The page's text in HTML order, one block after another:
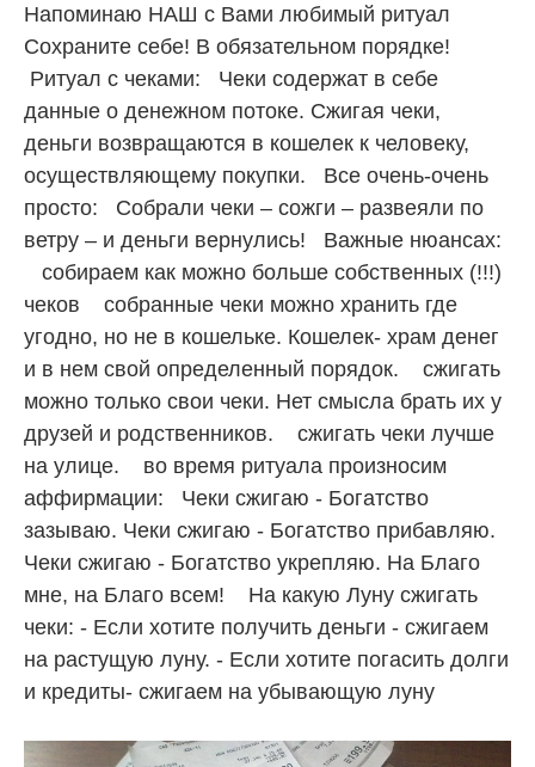
Напоминаю НАШ с Вами любимый ритуал
Сохраните себе! В обязательном порядке!
Ритуал с чеками: Чеки содержат в себе
данные о денежном потоке. Сжигая чеки,
деньги возвращаются в кошелек к человеку,
осуществляющему покупки. Все очень-очень
просто: Собрали чеки – сожги – развеяли по
ветру – и деньги вернулись! Важные нюансах:
собираем как можно больше собственных (!!!)
чеков собранные чеки можно хранить где
угодно, но не в кошельке. Кошелек- храм денег
и в нем свой определенный порядок. сжигать
можно только свои чеки. Нет смысла брать их у
друзей и родственников. сжигать чеки лучше
на улице. во время ритуала произносим
аффирмации: Чеки сжигаю - Богатство
зазываю. Чеки сжигаю - Богатство прибавляю.
Чеки сжигаю - Богатство укрепляю. На Благо
мне, на Благо всем! На какую Луну сжигать
чеки: - Если хотите получить деньги - сжигаем
на растущую луну. - Если хотите погасить долги
и кредиты- сжигаем на убывающую луну